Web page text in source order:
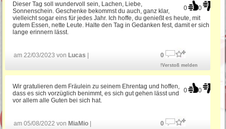
0 0
Dieser Tag soll wundervoll sein, Lachen, Liebe,
Sonnenschein. Geschenke bekommst du auch, ganz klar,
vielleicht sogar eins für jedes Jahr. Ich hoffe, du genießt es heute, mit
gutem Essen, nette Leute. Halte den Tag in Gedanken fest, damit er sich
lange erinnern lässt.
am 22/03/2023 von Lucas 0
!Verstoß melden
0 0
Wir gratulieren dem Fräulein zu seinem Ehrentag und hoffen,
dass es sich vorzüglich benimmt, es sich gut gehen lässt und
vor allem alle Guten bei sich hat.
am 05/08/2022 von MiaMio 0